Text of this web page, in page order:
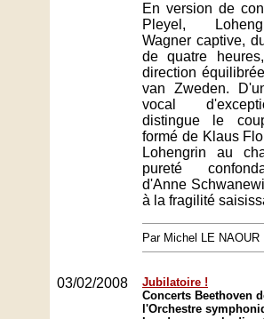
En version de
Pleyel,
Wagner captive,
de quatre
direction
van Zweden.
vocal
distingue le
formé de Klaus
Lohengrin au
pureté
d'Anne
à la fragilité
Par Michel LE NAOUR
03/02/2008
Jubilatoire !
Concerts Beethoven
l'Orchestre